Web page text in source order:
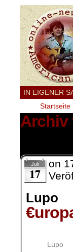
IN EIGENER
Startseite
Archiv
Juli
17
on
Lupo
Lupo